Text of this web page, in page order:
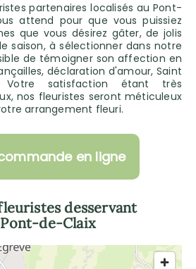
partenaires localisés au Pont-
attend pour que vous puissiez
que vous désirez gâter, de jolis
saison, à sélectionner dans notre
de témoigner son affection en
déclaration d'amour, Saint
Votre satisfaction étant très
nos fleuristes seront méticuleux
arrangement fleuri.
en ligne
desservant
de-Claix